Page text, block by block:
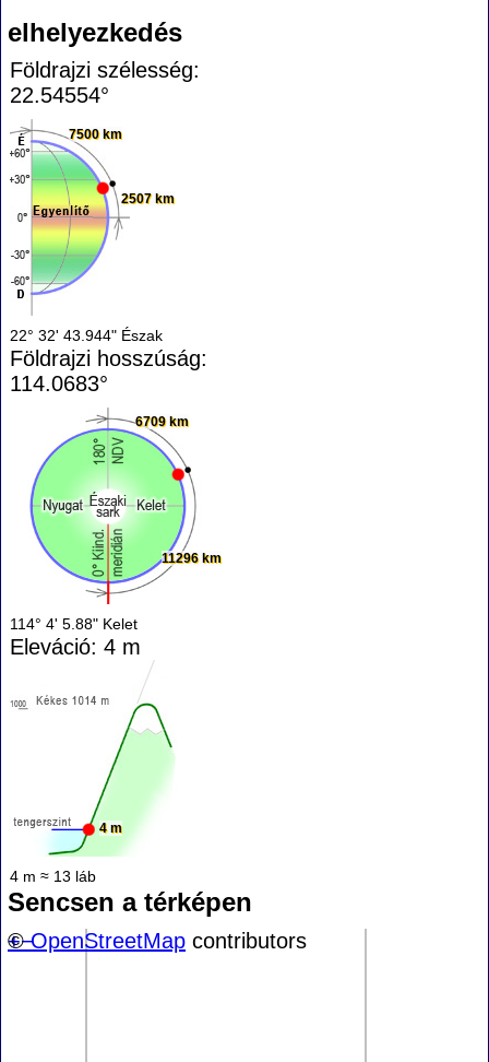
elhelyezkedés
Földrajzi szélesség:
22.54554°
7500 km
2507 km
22° 32' 43.944" Észak
Földrajzi hosszúság:
114.0683°
11296 km
6709 km
114° 4' 5.88" Kelet
Eleváció: 4 m
4 m
4 m ≈ 13 láb
Sencsen a térképen
+−
©OpenStreetMap contributors